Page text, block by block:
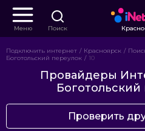
Меню Поиск
Подключить интернет Красноярск
Боготольский переулок
10
Провайдеры
Боготольский
Проверить